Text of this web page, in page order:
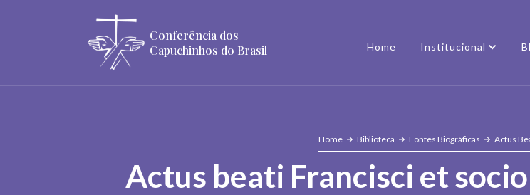
Conferência dos
Capuchinhos do Brasil
Home Institucional
Home Biblioteca Fontes Biográficas Actus
Actus beati Francisci et